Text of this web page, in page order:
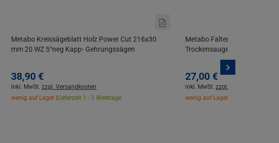
Metabo Kreissägeblatt Holz Power Cut 216x30
mm 20 WZ 5°neg Kapp- Gehrungssägen
38,90 €
inkl. MwSt.zzgl. Versandkosten
wenig auf Lager | Lieferzeit 1 - 3 Werktage
Metabo Faltenfilter
Trockensauger AS 18 L PC
27,00 €
inkl. MwSt. zzgl. Versandkosten
wenig auf Lager |